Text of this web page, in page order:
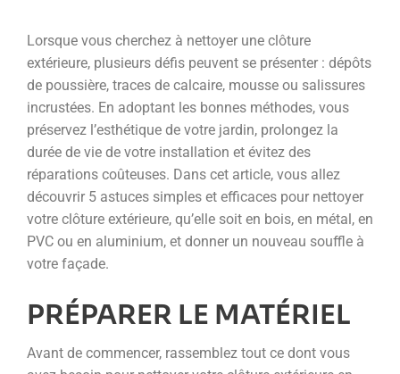
Lorsque vous cherchez à nettoyer une clôture
extérieure, plusieurs défis peuvent se présenter : dépôts
de poussière, traces de calcaire, mousse ou salissures
incrustées. En adoptant les bonnes méthodes, vous
préservez l’esthétique de votre jardin, prolongez la
durée de vie de votre installation et évitez des
réparations coûteuses. Dans cet article, vous allez
découvrir 5 astuces simples et efficaces pour nettoyer
votre clôture extérieure, qu’elle soit en bois, en métal, en
PVC ou en aluminium, et donner un nouveau souffle à
votre façade.
PRÉPARER LE MATÉRIEL
Avant de commencer, rassemblez tout ce dont vous